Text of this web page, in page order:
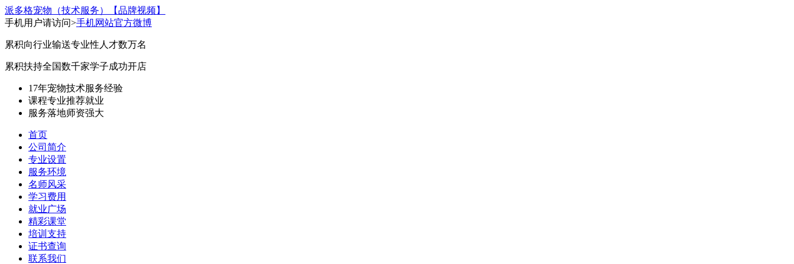
派多格宠物（技术服务）
【品牌视频】
手机用户请访问>手机网站官方微博
累积向行业输送专业性人才数万名
累积扶持全国数千家学子成功开店
17年宠物技术服务经验
课程专业推荐就业
服务落地师资强大
首页
公司简介
专业设置
服务环境
名师风采
学习费用
就业广场
精彩课堂
培训支持
证书查询
联系我们